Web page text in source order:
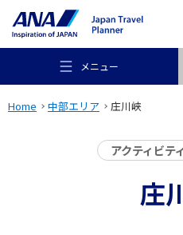
メニュー
Home 中部エリア 庄川峡
アクティビティ
庄